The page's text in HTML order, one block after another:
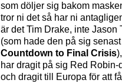
som döljer sig bakom
tror ni det så har ni
är det Tim Drake, inte Jason
(som hade den på sig
Countdown to Final Crisis
har dragit på sig Red Robin-
och dragit till Europa för att